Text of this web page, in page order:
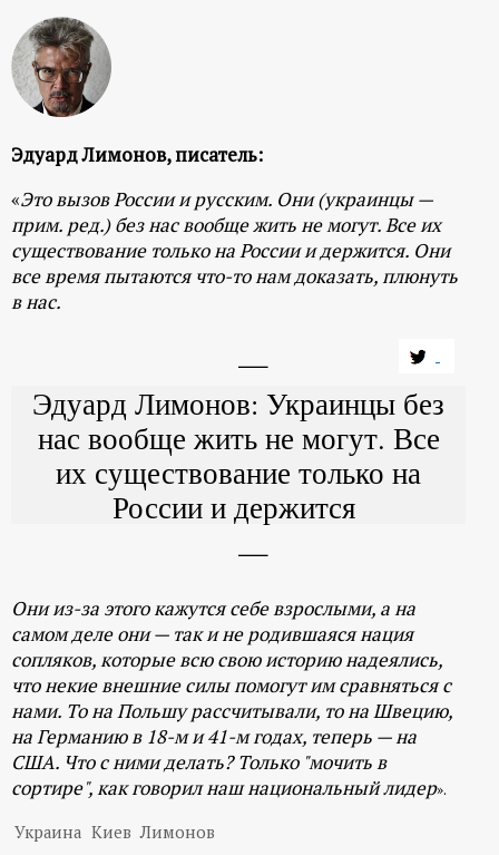
Эдуард Лимонов, писатель:
«Это вызов России и русским. Они (украинцы —
прим. ред.) без нас вообще жить не могут. Все их
существование только на России и держится. Они
все время пытаются что-то нам доказать, плюнуть
в нас.
Эдуард Лимонов: Украинцы без
нас вообще жить не могут. Все
их существование только на
России и держится
Они из-за этого кажутся себе взрослыми, а на
самом деле они — так и не родившаяся нация
сопляков, которые всю свою историю надеялись,
что некие внешние силы помогут им сравняться с
нами. То на Польшу рассчитывали, то на Швецию,
на Германию в 18-м и 41-м годах, теперь — на
США. Что с ними делать? Только "мочить в
сортире", как говорил наш национальный лидер».
Украина Киев Лимонов